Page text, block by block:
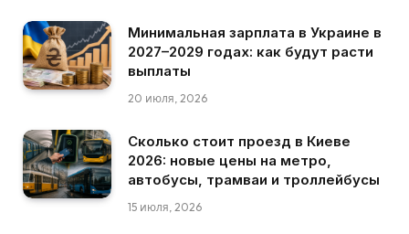
Минимальная зарплата в Украине в
2027–2029 годах: как будут расти
выплаты
20 июля, 2026
Сколько стоит проезд в Киеве
2026: новые цены на метро,
автобусы, трамваи и троллейбусы
15 июля, 2026